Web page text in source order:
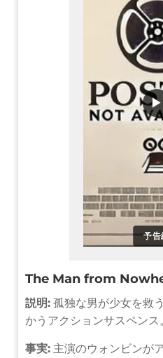
予告
▶
The Man from
説明: 孤独な男が少女を救
かうアクションサスペンス
事実: 主演のウォンビンが